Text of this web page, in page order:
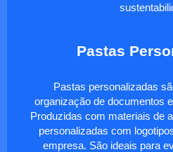
Pastas
Pastas personalizadas
organização de documentos
Produzidas com materiais de
personalizadas com
empresa. São ideais para